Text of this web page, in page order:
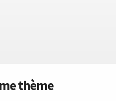
thème